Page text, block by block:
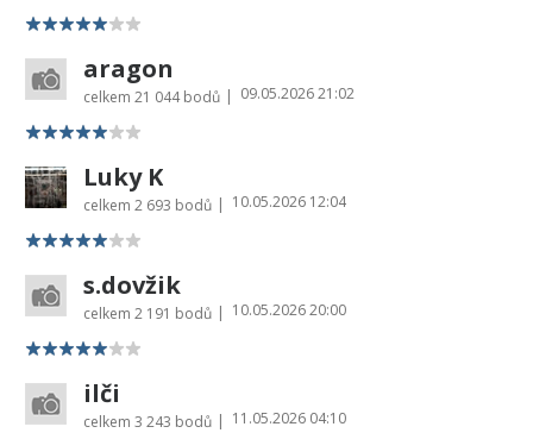
aragon
celkem 21 044 bodů | 09.05.2026 21:02
Luky K
celkem 2 693 bodů | 10.05.2026 12:04
s.dovžik
celkem 2 191 bodů | 10.05.2026 20:00
ilči
celkem 3 243 bodů | 11.05.2026 04:10